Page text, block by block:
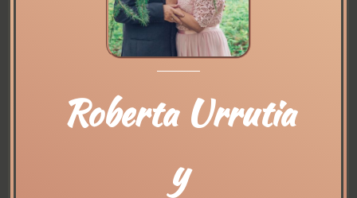
Roberta Urrutia
y